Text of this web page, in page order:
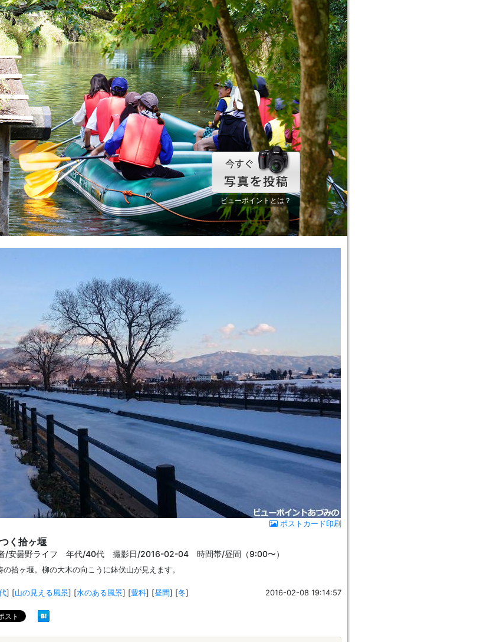
ビューポイントとは？
ポストカード印刷
く拾ヶ堰
/安曇野ライフ 年代/40代 撮影日/2016-02-04 時間帯/昼間（9:00〜）
の拾ヶ堰。柳の大木の向こうに鉢伏山が見えます。
] [山の見える風景] [水のある風景] [豊科] [昼間] [冬] 2016-02-08 19:14:57